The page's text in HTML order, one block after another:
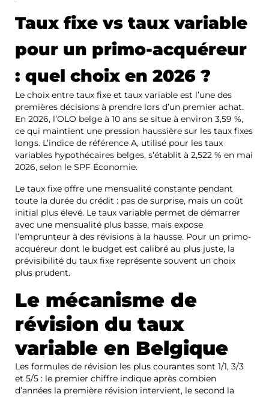
Taux fixe vs taux variable
pour un primo-acquéreur
: quel choix en 2026 ?
Le choix entre taux fixe et taux variable est l’une des
premières décisions à prendre lors d’un premier achat.
En 2026, l’OLO belge à 10 ans se situe à environ 3,59 %,
ce qui maintient une pression haussière sur les taux fixes
longs. L’indice de référence A, utilisé pour les taux
variables hypothécaires belges, s’établit à 2,522 % en mai
2026, selon le SPF Économie.
Le taux fixe offre une mensualité constante pendant
toute la durée du crédit : pas de surprise, mais un coût
initial plus élevé. Le taux variable permet de démarrer
avec une mensualité plus basse, mais expose
l’emprunteur à des révisions à la hausse. Pour un primo-
acquéreur dont le budget est calibré au plus juste, la
prévisibilité du taux fixe représente souvent un choix
plus prudent.
Le mécanisme de
révision du taux
variable en Belgique
Les formules de révision les plus courantes sont 1/1, 3/3
et 5/5 : le premier chiffre indique après combien
d’années la première révision intervient, le second la